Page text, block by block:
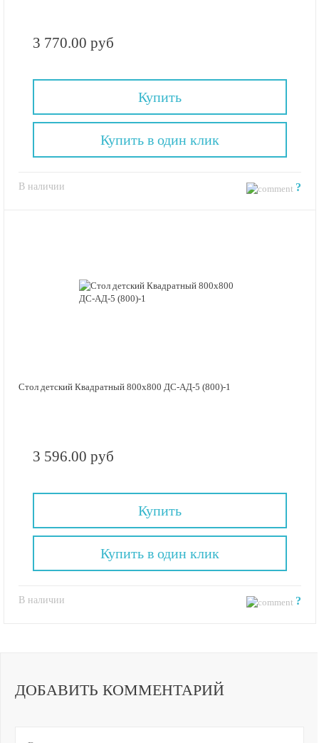
3 770.00 руб
Купить
В наличии ?
Купить в один клик
Стол детский Квадратный 800х800 ДС-АД-5 (800)-1
3 596.00 руб
Купить
В наличии ?
Купить в один клик
ДОБАВИТЬ КОММЕНТАРИЙ